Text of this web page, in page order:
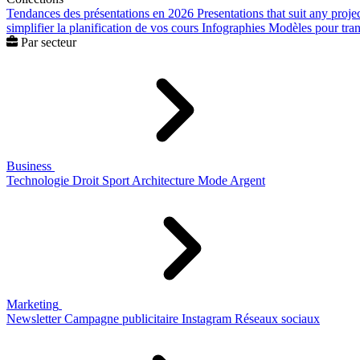
Tendances des présentations en 2026 Presentations that suit any
simplifier la planification de vos cours Infographies Modèles pour
Par secteur
Business
Technologie Droit Sport Architecture Mode Argent
Marketing
Newsletter Campagne publicitaire Instagram Réseaux sociaux